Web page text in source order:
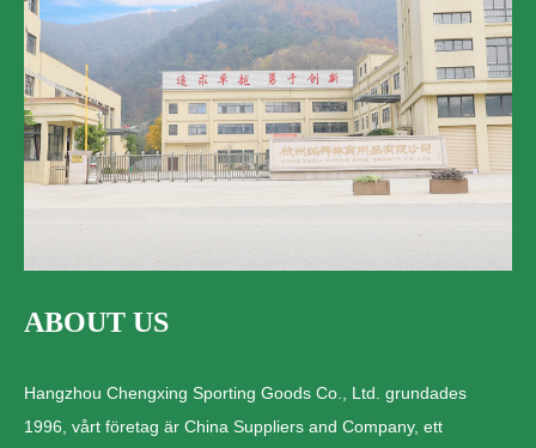
ABOUT US
Hangzhou Chengxing Sporting Goods Co., Ltd. grundades
1996, vårt företag är China Suppliers and Company, ett